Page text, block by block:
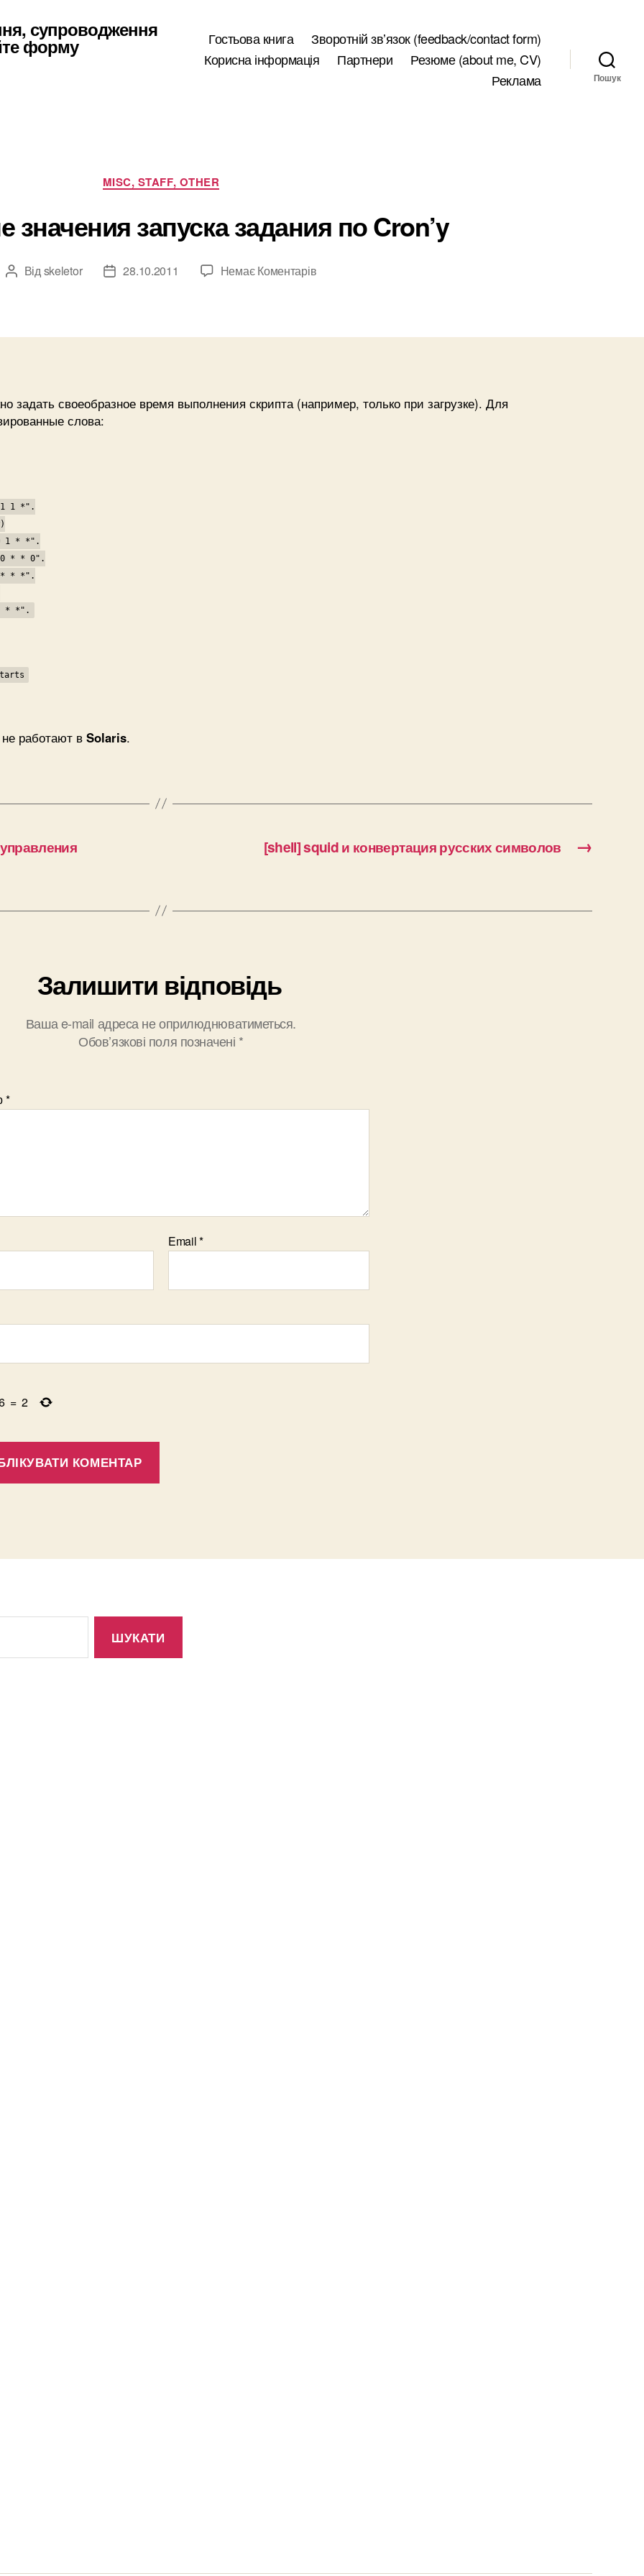
супроводження
форму Гостьова книга
Зворотній звʼязок (feedback/contact form)
Корисна інформація
Партнери
Резюме (about me, CV)
Реклама
Пошук
Категорії
MISC, STAFF, OTHER
запуска задания по Cron’y
Автор
Від skeletor
Дата28.10.2011 Немає Коментарівдо
задания
задать своеобразное время выполнения скрипта (например, только при загрузке). Для
слова:
1 *".
1 * *".
* * 0".
* *".
* *".
работают в Solaris.
→
[shell] squid и конвертация русских символов
Залишити відповідь
Ваша e-mail адреса не оприлюднюватиметься.
Обов’язкові поля позначені *
*
Email*
= 2